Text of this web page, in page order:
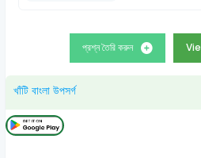
প্রশ্ন তৈরি করুন
খাঁটি বাংলা উপসর্গ